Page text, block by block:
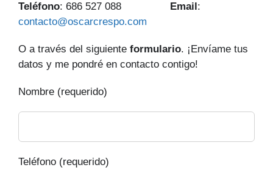
Teléfono: 686 527 088 Email :
contacto@oscarcrespo.com
O a través del siguiente formulario. ¡Envíame tus
datos y me pondré en contacto contigo!
Nombre (requerido)
Teléfono (requerido)